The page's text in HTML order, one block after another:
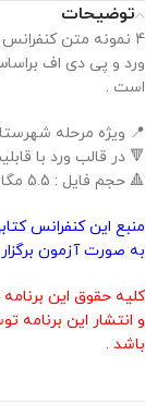
توضیحات
4 نمونه متن
ورد و پی دی اف
است .
📍 ویژه مرحله شهرستانی
🔻 در قالب ورد با
🔺 حجم فایل : 5.5 مگابایت
منبع این کنفرانس
به صورت آزمون
کلیه حقوق این
و انتشار این
باشد .